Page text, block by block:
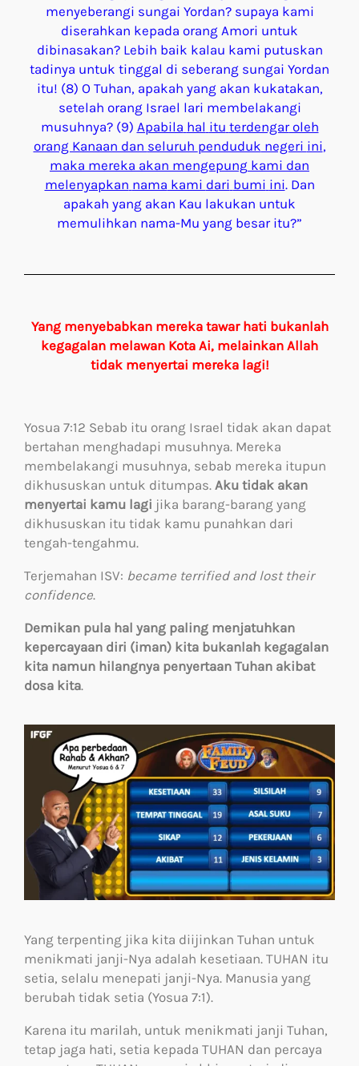
menyeberangi sungai Yordan? supaya kami
diserahkan kepada orang Amori untuk
dibinasakan? Lebih baik kalau kami putuskan
tadinya untuk tinggal di seberang sungai Yordan
itu! (8) O Tuhan, apakah yang akan kukatakan,
setelah orang Israel lari membelakangi
musuhnya? (9) Apabila hal itu terdengaroleh
orang Kanaan dan seluruh penduduk negeri ini,
maka mereka akan mengepung kami dan
melenyapkan nama kami dari bumi ini. Dan
apakah yang akan Kau lakukan untuk
memulihkan nama-Mu yang besar itu?”
Yang menyebabkan mereka tawar hati bukanlah
kegagalan melawan Kota Ai, melainkan Allah
tidak menyertai mereka lagi!
Yosua 7:12 Sebab itu orang Israel tidak akan dapat
bertahan menghadapi musuhnya. Mereka
membelakangi musuhnya, sebab mereka itupun
dikhususkan untuk ditumpas. Aku tidak akan
menyertai kamu lagi jika barang-barang yang
dikhususkan itu tidak kamu punahkan dari
tengah-tengahmu.
Terjemahan ISV: became terrified and lost their
confidence.
Demikan pula hal yang paling menjatuhkan
kepercayaan diri (iman) kita bukanlah kegagalan
kita namun hilangnya penyertaan Tuhan akibat
dosa kita.
Yang terpenting jika kita diijinkan Tuhan untuk
menikmati janji-Nya adalah kesetiaan. TUHAN itu
setia, selalu menepati janji-Nya. Manusia yang
berubah tidak setia (Yosua 7:1).
Karena itu marilah, untuk menikmati janji Tuhan,
tetap jaga hati, setia kepada TUHAN dan percaya